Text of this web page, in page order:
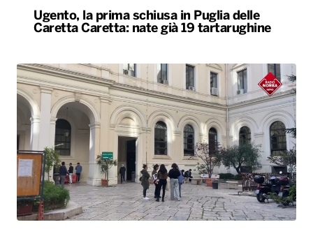
Ugento, la prima schiusa in Puglia delle
Caretta Caretta: nate già 19 tartarughine